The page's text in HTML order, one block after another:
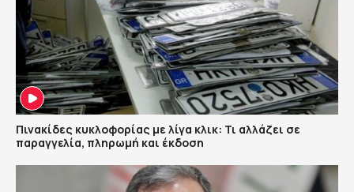
Πινακίδες κυκλοφορίας με λίγα κλικ: Τι αλλάζει σε
παραγγελία, πληρωμή και έκδοση